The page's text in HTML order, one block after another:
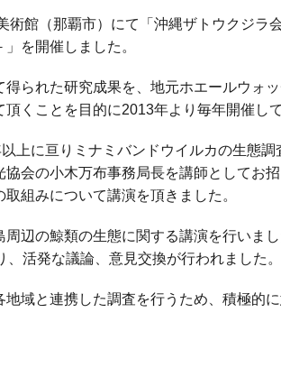
術館（那覇市）にて「沖縄ザトウクジ
を開催しました。
られた研究成果を、地元ホエールウォ
くことを目的に2013年より毎年開催して
上に亘りミナミバンドウイルカの生態
会の小木万布事務局長を講師としてお
組みについて講演を頂きました。
辺の鯨類の生態に関する講演を行いま
活発な議論、意見交換が行われました。
域と連携した調査を行うため、積極的